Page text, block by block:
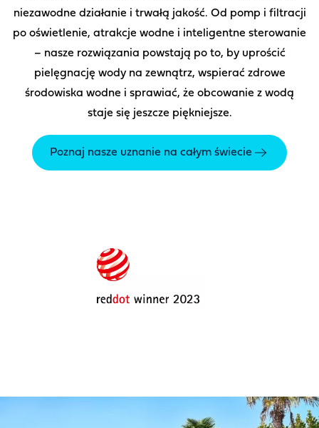
niezawodne działanie i trwałą jakość. Od pomp i filtracji
po oświetlenie, atrakcje wodne i inteligentne sterowanie
– nasze rozwiązania powstają po to, by uprościć
pielęgnację wody na zewnątrz, wspierać zdrowe
środowiska wodne i sprawiać, że obcowanie z wodą
staje się jeszcze piękniejsze.
Poznaj nasze uznanie na całym świecie